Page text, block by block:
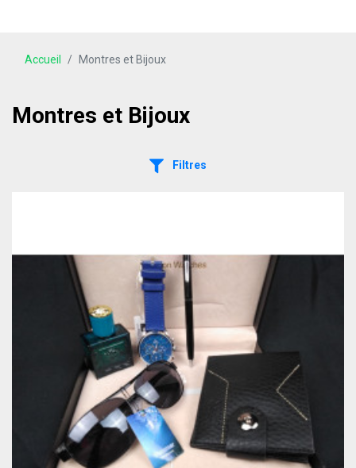
Accueil Montres et Bijoux
Montres et Bijoux
Filtres